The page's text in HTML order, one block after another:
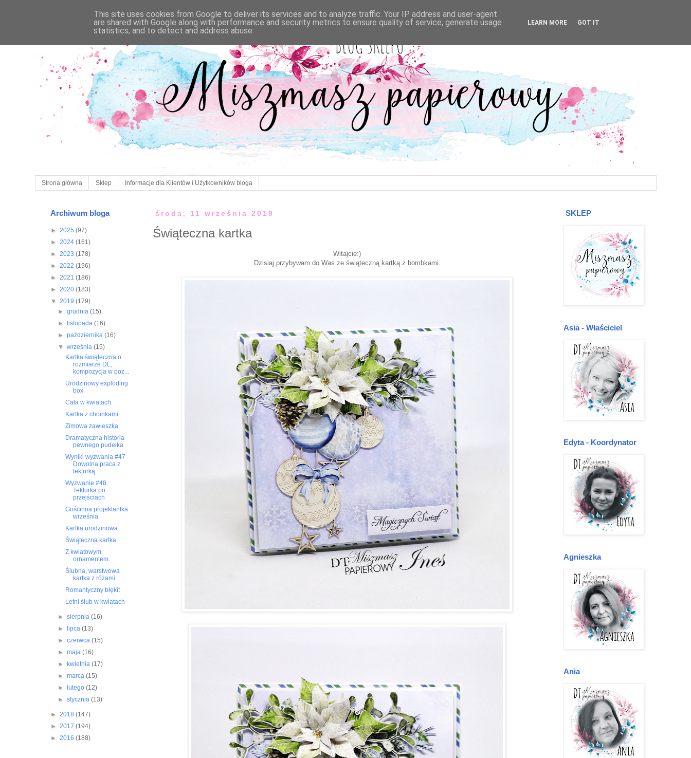
Strona główna Sklep Informacje dla Klientów i Użytkowników bloga
środa, 11 września 2019
Świąteczna kartka
Witajcie:)
Dzisiaj przybywam do Was ze świąteczną kartką z bombkami.
Archiwum bloga
► 2025 (97)
► 2024 (161)
► 2023 (178)
► 2022 (196)
► 2021 (186)
► 2020 (183)
▼ 2019 (179)
► grudnia (15)
►
listopada (16)
► października (16)
▼ września (15)
Kartka świąteczna o
rozmiarze DL,
kompozycja w poz...
Urodzinowy exploding
box
Cała w kwiatach.
Kartka z choinkami.
Zimowa zawieszka
Dramatyczna historia
pewnego pudełka
Wyniki wyzwania #47
Dowolna praca z
tekturką
Wyzwanie #48
Tekturka po
przejściach
Gościnna projektantka
września
Kartka urodzinowa
Świąteczna kartka
Z kwiatowym
ornamentem.
Ślubna, warstwowa
kartka z różami
Romantyczny błękit
Letni ślub w kwiatach
► sierpnia (16)
►
lipca (13)
► czerwca (15)
► maja (16)
►
kwietnia (17)
► marca (15)
►
lutego (12)
► stycznia (13)
► 2018 (147)
► 2017 (194)
► 2016 (188)
SKLEP
Asia - Właściciel
Edyta - Koordynator
Agnieszka
Ania
This site uses cookies from Google to deliver its services and to analyze traffic. Your IP address and user-agent
are shared with Google along with performance and security metrics to ensure quality of service, generate usage
statistics, and to detect and address abuse.
LEARN MORE GOT IT